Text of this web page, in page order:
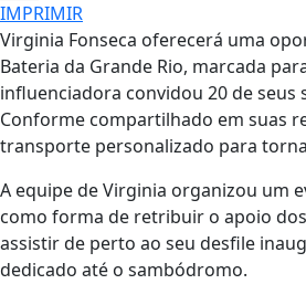
IMPRIMIR
Virginia Fonseca oferecerá uma
Bateria da Grande Rio, marcada
influenciadora convidou 20 de
Conforme compartilhado em suas
transporte personalizado para
A equipe de Virginia organizou um
como forma de retribuir o apoio
assistir de perto ao seu desfile
dedicado até o sambódromo.